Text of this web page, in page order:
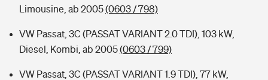
Limousine, ab 2005(0603 / 798)
VW Passat, 3C (PASSAT VARIANT 2.0 TDI), 103 kW,
Diesel, Kombi, ab 2005(0603 / 799)
VW Passat, 3C (PASSAT VARIANT 1.9 TDI), 77 kW,